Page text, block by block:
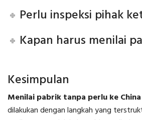
Perlu inspeksi pihak
Kapan harus menilai
Kesimpulan
Menilai pabrik tanpa perlu ke China
dilakukan dengan langkah yang